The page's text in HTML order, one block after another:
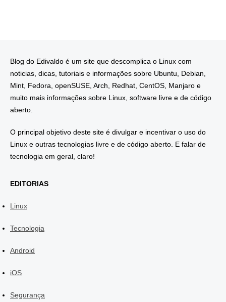
Blog do Edivaldo é um site que descomplica o Linux com
noticias, dicas, tutoriais e informações sobre Ubuntu, Debian,
Mint, Fedora, openSUSE, Arch, Redhat, CentOS, Manjaro e
muito mais informações sobre Linux, software livre e de código
aberto.
O principal objetivo deste site é divulgar e incentivar o uso do
Linux e outras tecnologias livre e de código aberto. E falar de
tecnologia em geral, claro!
EDITORIAS
Linux
Tecnologia
Android
iOS
Segurança